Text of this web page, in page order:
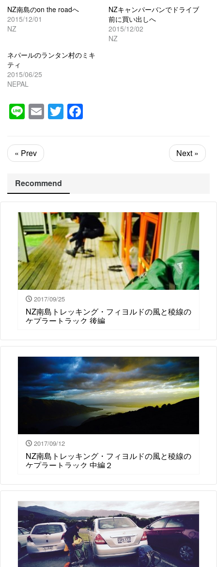
NZ南島のon the roadへ
2015/12/01
NZ
NZキャンパーバンでドライブ
前に買い出しへ
2015/12/02
NZ
ネパールのランタン村のミキ
ティ
2015/06/25
NEPAL
LineEmailTwitter
« Prev Next »
Recommend
2017/09/25
NZ南島トレッキング・フィヨルドの風と稜線の
ケプラートラック 後編
2017/09/12
NZ南島トレッキング・フィヨルドの風と稜線の
ケプラートラック 中編２